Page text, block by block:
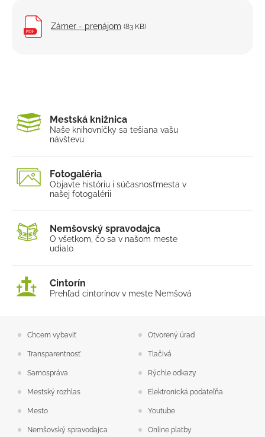
Tlačivá a formuláre
Zámer - prenájom (83 KB)
Mestská knižnica
Naše knihovníčky sa tešiana vašu
návštevu
Fotogaléria
Objavte históriu i súčasnosťmesta v
našej fotogalérii
Nemšovský spravodajca
O všetkom, čo sa v našom meste
udialo
Cintorín
Prehľad cintorínov v meste Nemšová
Chcem vybaviť Otvorený úrad
Transparentnosť Tlačivá
Samospráva Rýchle odkazy
Mestský rozhlas Elektronická podateľňa
Mesto Youtube
Nemšovský spravodajca Online platby